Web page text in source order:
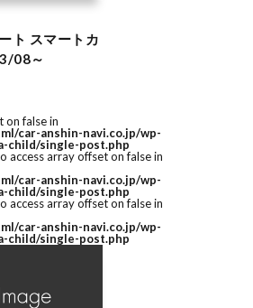
ト スマートカ
08～
on false in
car-anshin-navi.co.jp/wp-
child/single-post.php
access array offset on false in
car-anshin-navi.co.jp/wp-
child/single-post.php
access array offset on false in
car-anshin-navi.co.jp/wp-
child/single-post.php